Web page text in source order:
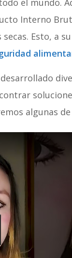
el mundo.
Interno
Esto, a su
algunas